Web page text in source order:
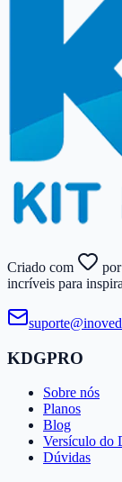
Criado com
incríveis para
KDGPRO
Sobre nós
Planos
Blog
Versículo do
Dúvidas